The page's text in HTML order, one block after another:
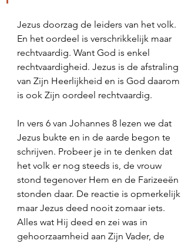
Jezus doorzag de leiders van het volk.
En het oordeel is verschrikkelijk maar
rechtvaardig. Want God is enkel
rechtvaardigheid. Jezus is de afstraling
van Zijn Heerlijkheid en is God daarom
is ook Zijn oordeel rechtvaardig.
In vers 6 van Johannes 8 lezen we dat
Jezus bukte en in de aarde begon te
schrijven. Probeer je in te denken dat
het volk er nog steeds is, de vrouw
stond tegenover Hem en de Farizeeën
stonden daar. De reactie is opmerkelijk
maar Jezus deed nooit zomaar iets.
Alles wat Hij deed en zei was in
gehoorzaamheid aan Zijn Vader, de